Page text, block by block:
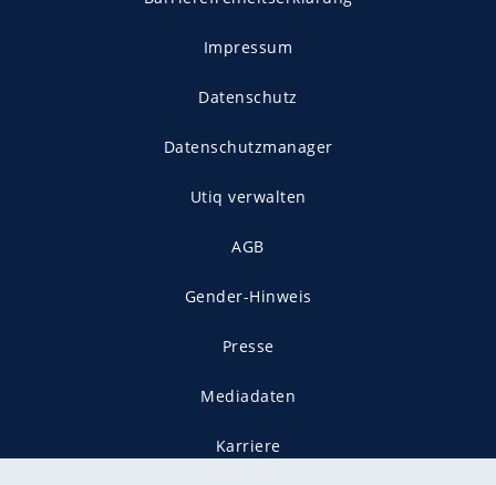
Impressum
Datenschutz
Datenschutzmanager
Utiq verwalten
AGB
Gender-Hinweis
Presse
Mediadaten
Karriere